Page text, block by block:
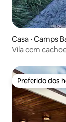
Casa ⋅ Camps
Vila com
Preferido dos
Preferido dos